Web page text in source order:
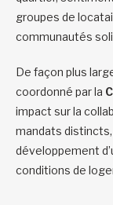
groupes de
communautés
De façon plus
coordonné par la
impact sur la
mandats
développement
conditions de